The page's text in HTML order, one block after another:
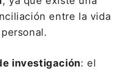
entre la vida
investigación: el